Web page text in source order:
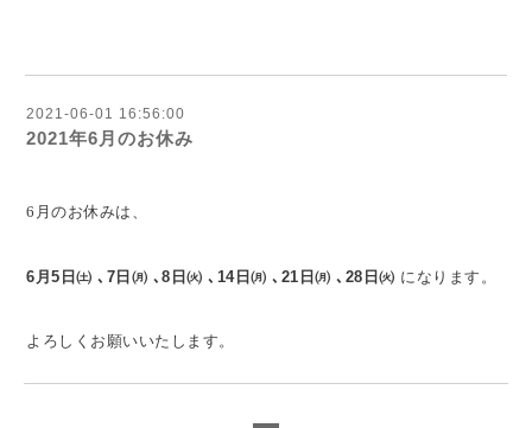
2021-06-01 16:56:00
2021年6月のお休み
6月のお休みは、
6月5 日㈯ ､7 日 ㈪ ､8 日㈫ ､14日㈪ ､21 日 ㈪ ､28 日㈫ になります。
よろしくお願いいたします。